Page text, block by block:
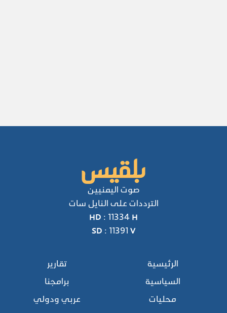
صوت اليمنيين
الترددات على النايل سات
HD : 11334 H
SD : 11391 V
الرئيسية
السياسية
محليات
تقارير
برامجنا
عربي ودولي